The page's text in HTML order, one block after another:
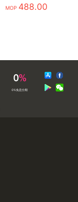
MOP 488.00
0%免息分期